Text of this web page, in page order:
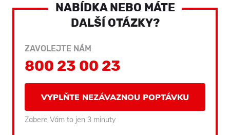
NABÍDKA NEBO MÁTE
DALŠÍ OTÁZKY?
ZAVOLEJTE NÁM
800 23 00 23
VYPLŇTE NEZÁVAZNOU POPTÁVKU
Zabere Vám to jen 3 minuty